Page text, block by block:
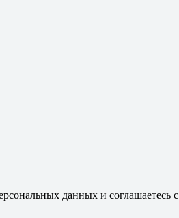
данных и соглашаетесь с